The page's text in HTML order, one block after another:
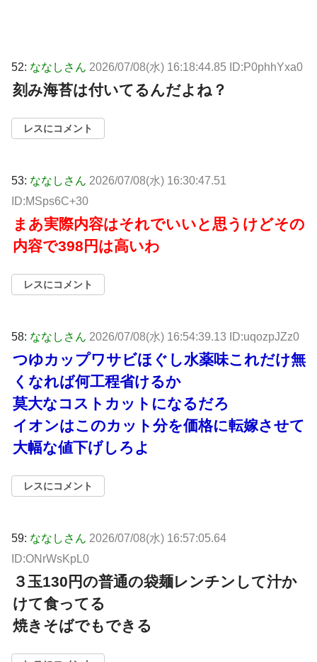
52: ななしさん 2026/07/08(水) 16:18:44.85 ID:P0phhYxa0
刻み海苔は付いてるんだよね？
レスにコメント
53: ななしさん 2026/07/08(水) 16:30:47.51
ID:MSps6C+30
まあ実際内容はそれでいいと思うけどその
内容で398円は高いわ
レスにコメント
58: ななしさん 2026/07/08(水) 16:54:39.13 ID:uqozpJZz0
つゆカップワサビほぐし水薬味これだけ無
くなれば何工程省けるか
莫大なコストカットになるだろ
イオンはこのカット分を価格に転嫁させて
大幅な値下げしろよ
レスにコメント
59: ななしさん 2026/07/08(水) 16:57:05.64
ID:ONrWsKpL0
３玉130円の普通の袋麺レンチンして汁か
けて食ってる
焼きそばでもできる